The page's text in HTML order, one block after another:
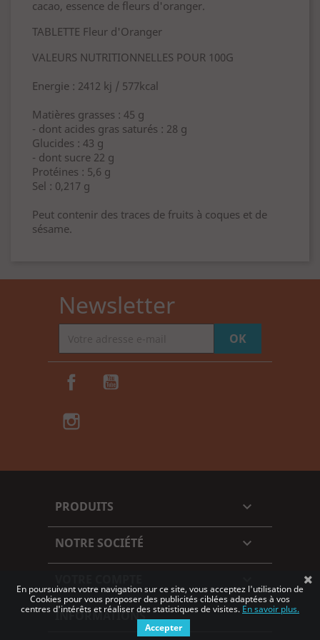
cacao, essence de fleurs d'oranger.
TABLETTE Fleur d'Oranger
VALEURS NUTRITIONNELLES POUR 100G
Energie : 2412 kj / 577kcal
Matières grasses : 45 g
- dont acides gras saturés : 28 g
Glucides : 43 g
- dont sucre 22 g
Protéines : 5,6 g
Sel : 0,217 g
Peut contenir des traces de fruits à coques et de
sésame.
Newsletter
Facebook
PRODUITS 
NOTRE SOCIÉTÉ 
INFORMATIONS
En poursuivant votre navigation sur ce site, vous acceptez l'utilisation de
Cookies pour vous proposer des publicités ciblées adaptées à vos
centres d'intérêts et réaliser des statistiques de visites. En savoir plus.
Accepter